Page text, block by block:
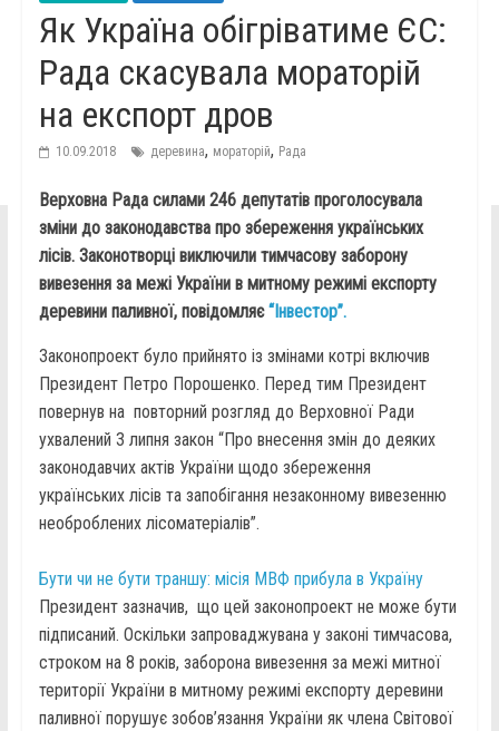
Як Україна обігріватиме ЄС:
Рада скасувала мораторій
на експорт дров
10.09.2018 деревина, мораторій, Рада
Верховна Рада силами 246 депутатів проголосувала
зміни до законодавства про збереження українських
лісів. Законотворці виключили тимчасову заборону
вивезення за межі України в митному режимі експорту
деревини паливної, повідомляє“Інвестор”.
Законопроект було прийнято із змінами котрі включив
Президент Петро Порошенко. Перед тим Президент
повернув на повторний розгляд до Верховної Ради
ухвалений 3 липня закон “Про внесення змін до деяких
законодавчих актів України щодо збереження
українських лісів та запобігання незаконному вивезенню
необроблених лісоматеріалів”.
Бути чи не бути траншу: місія МВФ прибула в Україну
Президент зазначив, що цей законопроект не може бути
підписаний. Оскільки запроваджувана у законі тимчасова,
строком на 8 років, заборона вивезення за межі митної
території України в митному режимі експорту деревини
паливної порушує зобов’язання України як члена Світової